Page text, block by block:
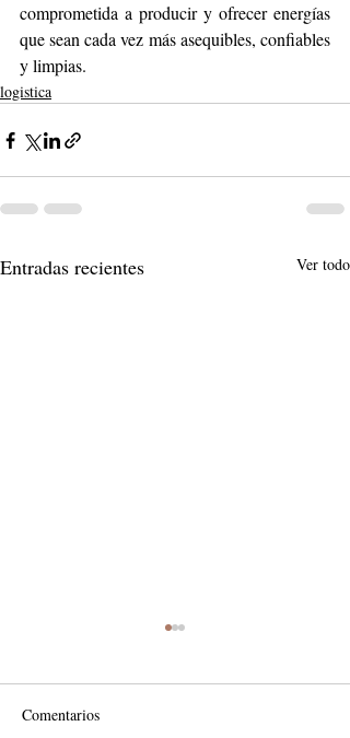
comprometida a producir y ofrecer energías
que sean cada vez más asequibles, confiables
y limpias.
logistica
Entradas recientes Ver todo
Comentarios